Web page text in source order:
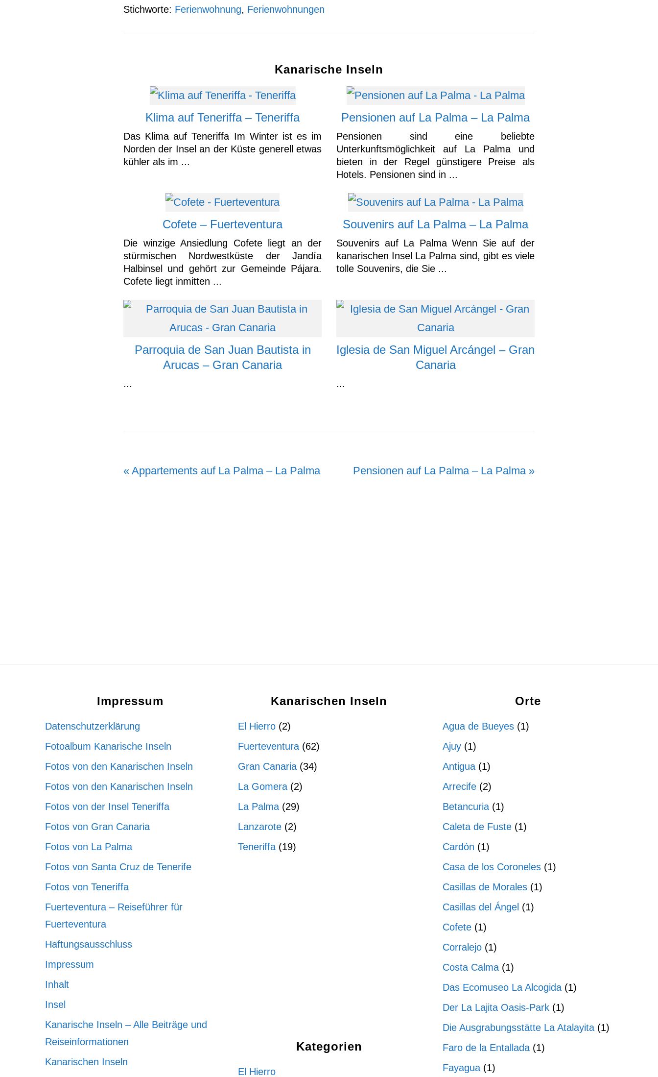
Stichworte: Ferienwohnung, Ferienwohnungen
Kanarische Inseln
Klima auf Teneriffa – Teneriffa
Das Klima auf Teneriffa Im Winter ist es im
Norden der Insel an der Küste generell etwas
kühler als im ...
Pensionen auf La Palma – La Palma
Pensionen sind eine beliebte
Unterkunftsmöglichkeit auf La Palma und
bieten in der Regel günstigere Preise als
Hotels. Pensionen sind in ...
Cofete – Fuerteventura
Die winzige Ansiedlung Cofete liegt an der
stürmischen Nordwestküste der Jandía
Halbinsel und gehört zur Gemeinde Pájara.
Cofete liegt inmitten ...
Souvenirs auf La Palma – La Palma
Souvenirs auf La Palma Wenn Sie auf der
kanarischen Insel La Palma sind, gibt es viele
tolle Souvenirs, die Sie ...
Parroquia de San Juan Bautista in
Arucas – Gran Canaria
...
Iglesia de San Miguel Arcángel – Gran
Canaria
...
Vorheriger
« Appartements auf La Palma – La Palma
Nächster
Pensionen auf La Palma – La Palma »
Impressum
Datenschutzerklärung
Fotoalbum Kanarische Inseln
Fotos von den Kanarischen Inseln
Fotos von den Kanarischen Inseln
Fotos von der Insel Teneriffa
Fotos von Gran Canaria
Fotos von La Palma
Fotos von Santa Cruz de Tenerife
Fotos von Teneriffa
Fuerteventura – Reiseführer für
Fuerteventura
Haftungsausschluss
Impressum
Inhalt
Insel
Kanarische Inseln – Alle Beiträge und
Reiseinformationen
Kanarischen Inseln
Kanarischen Inseln
El Hierro (2)
Fuerteventura (62)
Gran Canaria (34)
La Gomera (2)
La Palma (29)
Lanzarote (2)
Teneriffa (19)
Kategorien
El Hierro
Orte
Agua de Bueyes (1)
Ajuy (1)
Antigua (1)
Arrecife (2)
Betancuria (1)
Caleta de Fuste (1)
Cardón (1)
Casa de los Coroneles (1)
Casillas de Morales (1)
Casillas del Ángel (1)
Cofete (1)
Corralejo (1)
Costa Calma (1)
Das Ecomuseo La Alcogida (1)
Der La Lajita Oasis-Park (1)
Die Ausgrabungsstätte La Atalayita (1)
Faro de la Entallada (1)
Fayagua (1)